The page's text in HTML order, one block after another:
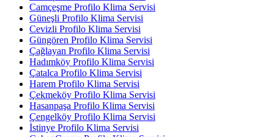
Camçeşme Profilo Klima Servisi
Güneşli Profilo Klima Servisi
Cevizli Profilo Klima Servisi
Güngören Profilo Klima Servisi
Çağlayan Profilo Klima Servisi
Hadımköy Profilo Klima Servisi
Çatalca Profilo Klima Servisi
Harem Profilo Klima Servisi
Çekmeköy Profilo Klima Servisi
Hasanpaşa Profilo Klima Servisi
Çengelköy Profilo Klima Servisi
İstinye Profilo Klima Servisi